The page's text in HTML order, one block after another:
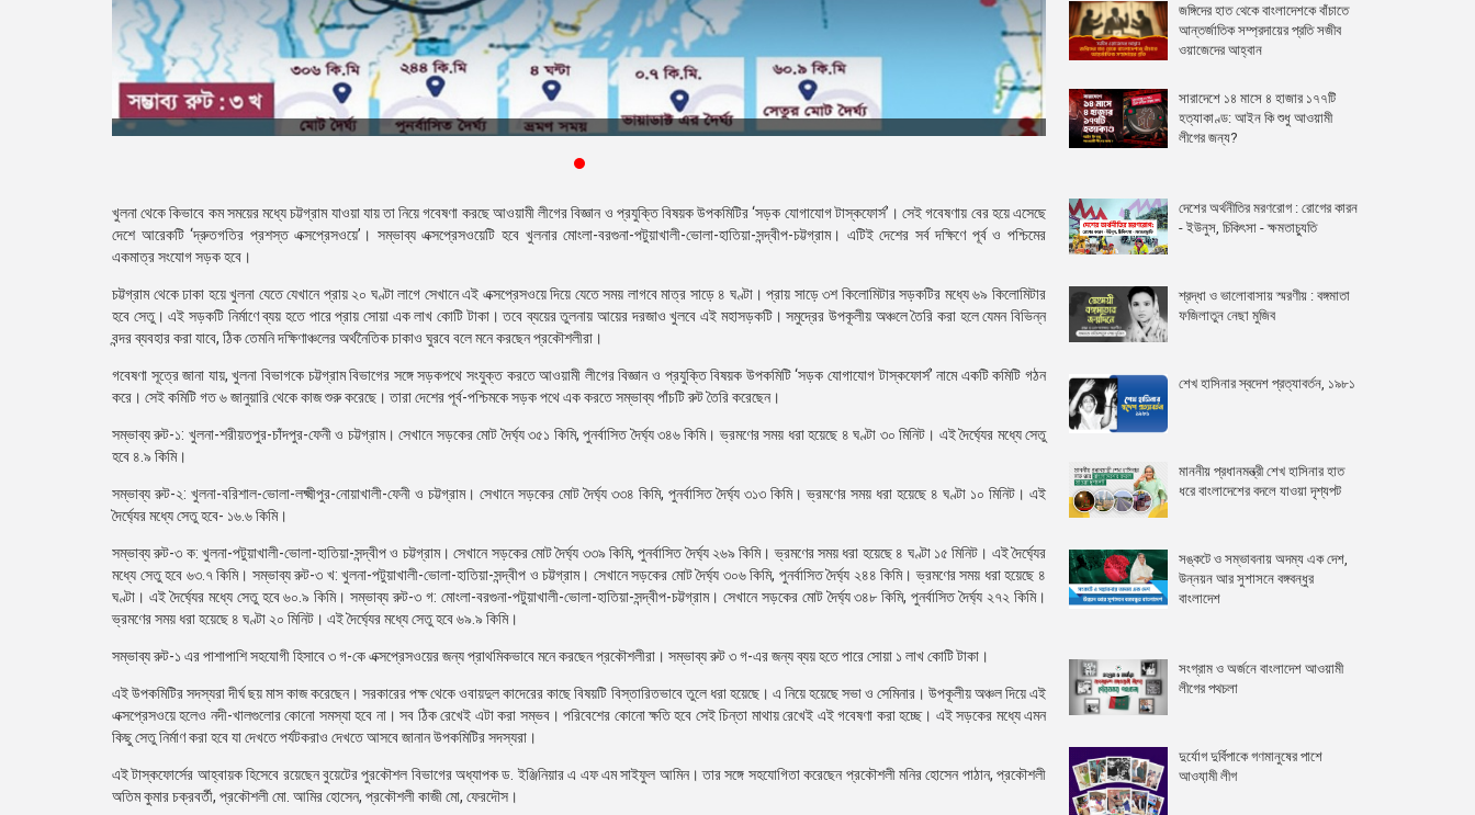
খুলনা থেকে কিভাবে কম সময়ের মধ্যে চট্টগ্রাম যাওয়া যায় তা নিয়ে গবেষণা করছে আওয়ামী লীগের বিজ্ঞান ও প্রযুক্তি বিষয়ক উপকমিটির ‘সড়ক যোগাযোগ টাস্কফোর্স’। সেই গবেষণায় বের হয়ে এসেছে
দেশে আরেকটি ‘দ্রুতগতির প্রশস্ত এক্সপ্রেসওয়ে’। সম্ভাব্য এক্সপ্রেসওয়েটি হবে খুলনার মোংলা-বরগুনা-পটুয়াখালী-ভোলা-হাতিয়া-সন্দ্বীপ-চট্টগ্রাম। এটিই দেশের সর্ব দক্ষিণে পূর্ব ও পশ্চিমের
একমাত্র সংযোগ সড়ক হবে।
চট্টগ্রাম থেকে ঢাকা হয়ে খুলনা যেতে যেখানে প্রায় ২০ ঘণ্টা লাগে সেখানে এই এক্সপ্রেসওয়ে দিয়ে যেতে সময় লাগবে মাত্র সাড়ে ৪ ঘণ্টা। প্রায় সাড়ে ৩শ কিলোমিটার সড়কটির মধ্যে ৬৯ কিলোমিটার
হবে সেতু। এই সড়কটি নির্মাণে ব্যয় হতে পারে প্রায় সোয়া এক লাখ কোটি টাকা। তবে ব্যয়ের তুলনায় আয়ের দরজাও খুলবে এই মহাসড়কটি। সমুদ্রের উপকূলীয় অঞ্চলে তৈরি করা হলে যেমন বিভিন্ন
বন্দর ব্যবহার করা যাবে, ঠিক তেমনি দক্ষিণাঞ্চলের অর্থনৈতিক চাকাও ঘুরবে বলে মনে করছেন প্রকৌশলীরা।
গবেষণা সূত্রে জানা যায়, খুলনা বিভাগকে চট্টগ্রাম বিভাগের সঙ্গে সড়কপথে সংযুক্ত করতে আওয়ামী লীগের বিজ্ঞান ও প্রযুক্তি বিষয়ক উপকমিটি ‘সড়ক যোগাযোগ টাস্কফোর্স’ নামে একটি কমিটি গঠন
করে। সেই কমিটি গত ৬ জানুয়ারি থেকে কাজ শুরু করেছে। তারা দেশের পূর্ব-পশ্চিমকে সড়ক পথে এক করতে সম্ভাব্য পাঁচটি রুট তৈরি করেছেন।
সম্ভাব্য রুট-১: খুলনা-শরীয়তপুর-চাঁদপুর-ফেনী ও চট্টগ্রাম। সেখানে সড়কের মোট দৈর্ঘ্য ৩৫১ কিমি, পুনর্বাসিত দৈর্ঘ্য ৩৪৬ কিমি। ভ্রমণের সময় ধরা হয়েছে ৪ ঘণ্টা ৩০ মিনিট। এই দৈর্ঘ্যের মধ্যে সেতু
হবে ৪.৯ কিমি।
সম্ভাব্য রুট-২: খুলনা-বরিশাল-ভোলা-লক্ষ্মীপুর-নোয়াখালী-ফেনী ও চট্টগ্রাম। সেখানে সড়কের মোট দৈর্ঘ্য ৩৩৪ কিমি, পুনর্বাসিত দৈর্ঘ্য ৩১৩ কিমি। ভ্রমণের সময় ধরা হয়েছে ৪ ঘণ্টা ১০ মিনিট। এই
দৈর্ঘ্যের মধ্যে সেতু হবে- ১৬.৬ কিমি।
সম্ভাব্য রুট-৩ ক: খুলনা-পটুয়াখালী-ভোলা-হাতিয়া-সন্দ্বীপ ও চট্টগ্রাম। সেখানে সড়কের মোট দৈর্ঘ্য ৩৩৯ কিমি, পুনর্বাসিত দৈর্ঘ্য ২৬৯ কিমি। ভ্রমণের সময় ধরা হয়েছে ৪ ঘণ্টা ১৫ মিনিট। এই দৈর্ঘ্যের
মধ্যে সেতু হবে ৬৩.৭ কিমি। সম্ভাব্য রুট-৩ খ: খুলনা-পটুয়াখালী-ভোলা-হাতিয়া-সন্দ্বীপ ও চট্টগ্রাম। সেখানে সড়কের মোট দৈর্ঘ্য ৩০৬ কিমি, পুনর্বাসিত দৈর্ঘ্য ২৪৪ কিমি। ভ্রমণের সময় ধরা হয়েছে ৪
ঘণ্টা। এই দৈর্ঘ্যের মধ্যে সেতু হবে ৬০.৯ কিমি। সম্ভাব্য রুট-৩ গ: মোংলা-বরগুনা-পটুয়াখালী-ভোলা-হাতিয়া-সন্দ্বীপ-চট্টগ্রাম। সেখানে সড়কের মোট দৈর্ঘ্য ৩৪৮ কিমি, পুনর্বাসিত দৈর্ঘ্য ২৭২ কিমি।
ভ্রমণের সময় ধরা হয়েছে ৪ ঘণ্টা ২০ মিনিট। এই দৈর্ঘ্যের মধ্যে সেতু হবে ৬৯.৯ কিমি।
সম্ভাব্য রুট-১ এর পাশাপাশি সহযোগী হিসাবে ৩ গ-কে এক্সপ্রেসওয়ের জন্য প্রাথমিকভাবে মনে করছেন প্রকৌশলীরা। সম্ভাব্য রুট ৩ গ-এর জন্য ব্যয় হতে পারে সোয়া ১ লাখ কোটি টাকা।
এই উপকমিটির সদস্যরা দীর্ঘ ছয় মাস কাজ করেছেন। সরকারের পক্ষ থেকে ওবায়দুল কাদেরের কাছে বিষয়টি বিস্তারিতভাবে তুলে ধরা হয়েছে। এ নিয়ে হয়েছে সভা ও সেমিনার। উপকূলীয় অঞ্চল দিয়ে এই
এক্সপ্রেসওয়ে হলেও নদী-খালগুলোর কোনো সমস্যা হবে না। সব ঠিক রেখেই এটা করা সম্ভব। পরিবেশের কোনো ক্ষতি হবে সেই চিন্তা মাথায় রেখেই এই গবেষণা করা হচ্ছে। এই সড়কের মধ্যে এমন
কিছু সেতু নির্মাণ করা হবে যা দেখতে পর্যটকরাও দেখতে আসবে জানান উপকমিটির সদস্যরা।
এই টাস্কফোর্সের আহ্বায়ক হিসেবে রয়েছেন বুয়েটের পুরকৌশল বিভাগের অধ্যাপক ড. ইঞ্জিনিয়ার এ এফ এম সাইফুল আমিন। তার সঙ্গে সহযোগিতা করেছেন প্রকৌশলী মনির হোসেন পাঠান, প্রকৌশলী
অতিম কুমার চক্রবর্তী, প্রকৌশলী মো. আমির হোসেন, প্রকৌশলী কাজী মো, ফেরদৌস।
জঙ্গিদের হাত থেকে বাংলাদেশকে বাঁচাতে
আন্তর্জাতিক সম্প্রদায়ের প্রতি সজীব
ওয়াজেদের আহ্বান
সারাদেশে ১৪ মাসে ৪ হাজার ১৭৭টি
হত্যাকাণ্ড: আইন কি শুধু আওয়ামী
লীগের জন্য?
দেশের অর্থনীতির মরণরোগ : রোগের কারন
- ইউনুস, চিকিৎসা - ক্ষমতাচ্যুতি
শ্রদ্ধা ও ভালোবাসায় স্মরণীয় : বঙ্গমাতা
ফজিলাতুন নেছা মুজিব
শেখ হাসিনার স্বদেশ প্রত্যাবর্তন, ১৯৮১
মাননীয় প্রধানমন্ত্রী শেখ হাসিনার হাত
ধরে বাংলাদেশের বদলে যাওয়া দৃশ্যপট
সঙ্কটে ও সম্ভাবনায় অদম্য এক দেশ,
উন্নয়ন আর সুশাসনে বঙ্গবন্ধুর
বাংলাদেশ
সংগ্রাম ও অর্জনে বাংলাদেশ আওয়ামী
লীগের পথচলা
দুর্যোগ দুর্বিপাকে গণমানুষের পাশে
আওযা়মী লীগ